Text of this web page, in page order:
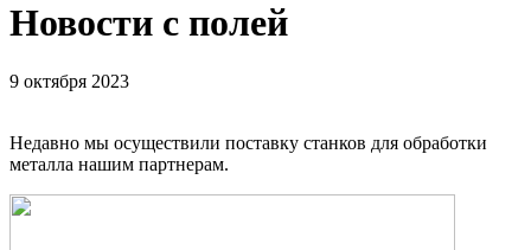
Новости с полей
9 октября 2023
Недавно мы осуществили поставку станков для обработки
металла нашим партнерам.